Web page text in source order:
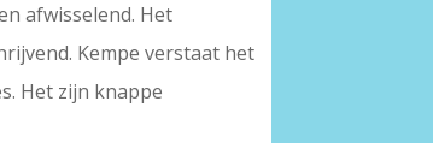
afwisselend. Het
Kempe verstaat het
Het zijn knappe